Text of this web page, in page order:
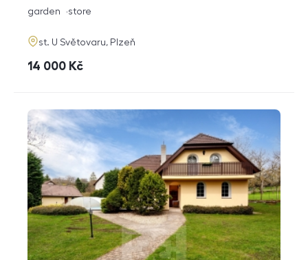
funkce
garden store
adresa
st. U Světovaru, Plzeň
cena
14 000 Kč